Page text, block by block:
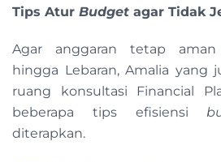
Tips Atur Budget agar Tidak
Agar anggaran tetap aman
hingga Lebaran, Amalia yang
ruang konsultasi Financial
beberapa tips efisiensi
diterapkan.